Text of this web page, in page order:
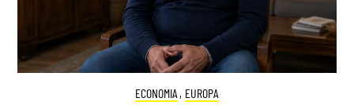
ECONOMIA , EUROPA